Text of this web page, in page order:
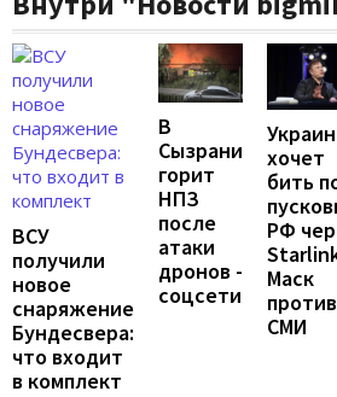
ВСУ
получили
новое
снаряжение
Бундесвера:
что входит
в комплект
В
Сызрани
горит
НПЗ
после
атаки
дронов -
соцсети
хочет
бить
РФ
Маск
СМИ